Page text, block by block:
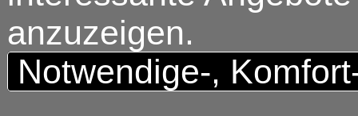
anzuzeigen.
Notwendige-,